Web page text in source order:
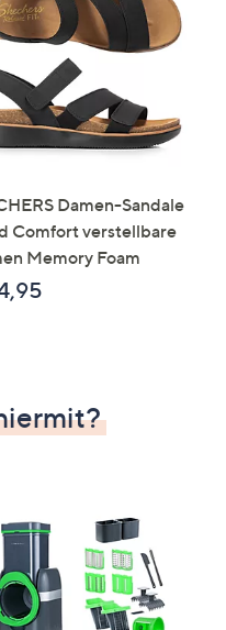
Damen-Sandale
Comfort verstellbare
Memory Foam